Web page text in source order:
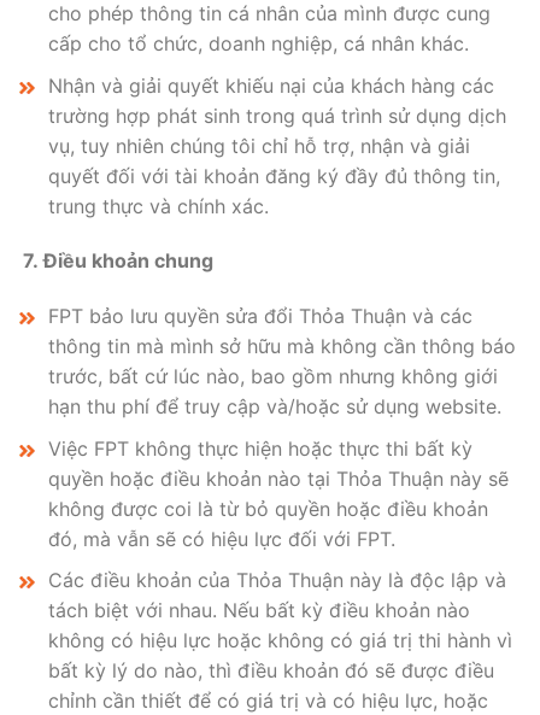
cho phép thông tin cá nhân của mình được cung
cấp cho tổ chức, doanh nghiệp, cá nhân khác.
Nhận và giải quyết khiếu nại của khách hàng các
trường hợp phát sinh trong quá trình sử dụng dịch
vụ, tuy nhiên chúng tôi chỉ hỗ trợ, nhận và giải
quyết đối với tài khoản đăng ký đầy đủ thông tin,
trung thực và chính xác.
7. Điều khoản chung
FPT bảo lưu quyền sửa đổi Thỏa Thuận và các
thông tin mà mình sở hữu mà không cần thông báo
trước, bất cứ lúc nào, bao gồm nhưng không giới
hạn thu phí để truy cập và/hoặc sử dụng website.
Việc FPT không thực hiện hoặc thực thi bất kỳ
quyền hoặc điều khoản nào tại Thỏa Thuận này sẽ
không được coi là từ bỏ quyền hoặc điều khoản
đó, mà vẫn sẽ có hiệu lực đối với FPT.
Các điều khoản của Thỏa Thuận này là độc lập và
tách biệt với nhau. Nếu bất kỳ điều khoản nào
không có hiệu lực hoặc không có giá trị thi hành vì
bất kỳ lý do nào, thì điều khoản đó sẽ được điều
chỉnh cần thiết để có giá trị và có hiệu lực, hoặc